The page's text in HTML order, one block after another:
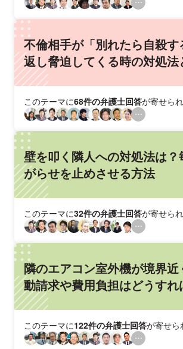
不倫相手が「別れたら自殺す
返し脅迫してくる時の対処法
このテーマに68件の弁護士回答が寄せら
壁を叩く隣人への対処法は
がらせを止めさせる方法
このテーマに32件の弁護士回答が寄せら
隣のエアコン室外機が境界
動請求や費用負担はどうすれ
このテーマに122件の弁護士回答が寄せら